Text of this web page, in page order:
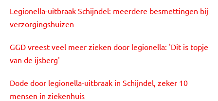
Legionella-uitbraak Schijndel: meerdere besmettingen bij
verzorgingshuizen
GGD vreest veel meer zieken door legionella: 'Dit is topje
van de ijsberg'
Dode door legionella-uitbraak in Schijndel, zeker 10
mensen in ziekenhuis